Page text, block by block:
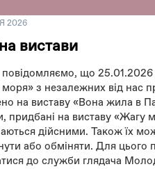
2026
вистави
повідомляємо, що 25.01.2026
з незалежних від нас
на виставу «Вона жила в
придбані на виставу «Жагу
дійсними. Також їх
або обміняти. Для цього
до служби глядача